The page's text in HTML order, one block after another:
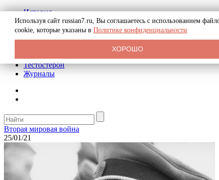
История
Биография
Криминал
Реклама на сайте
Тестостерон
Журналы
Вторая мировая война
25/01/21
Используя сайт russian7.ru, Вы соглашаетесь с использованием
cookie, которые указаны в Политике конфиденциальности
ХОРОШО